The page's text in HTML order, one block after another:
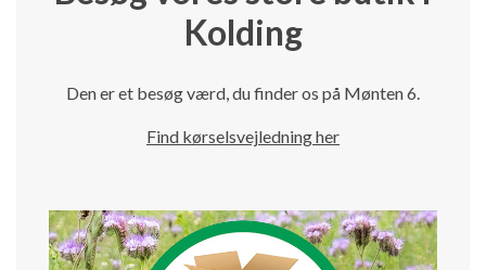
Kolding
Den er et besøg værd, du finder os på Mønten 6.
Find kørselsvejledning her